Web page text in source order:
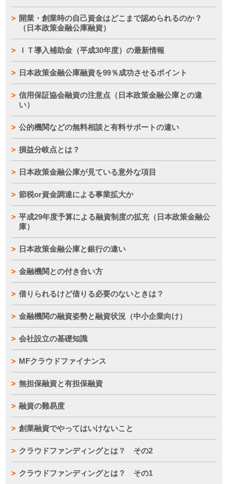
開業・創業時の自己資金はどこまで認められるのか？
（日本政策金融公庫融資）
ＩＴ導入補助金（平成30年度）の最新情報
日本政策金融公庫融資を99％成功させるポイント
信用保証協会融資の注意点（日本政策金融公庫との違
い）
公的機関などの無料相談と有料サポートの違い
損益分岐点とは？
日本政策金融公庫が見ている意外な項目
節税or資金調達による事業拡大か
平成29年度予算による融資制度の拡充（日本政策金融公
庫）
日本政策金融公庫と銀行の違い
金融機関との付き合い方
借りられるけど借りる必要のないときは？
金融機関の融資姿勢と融資状況（中小企業向け）
会社設立の基礎知識
MFクラウドファイナンス
無担保融資と有担保融資
融資の難易度
創業融資でやってはいけないこと
クラウドファンディングとは？ その2
クラウドファンディングとは？ その1